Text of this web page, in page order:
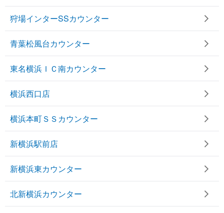
狩場インターSSカウンター
青葉松風台カウンター
東名横浜ＩＣ南カウンター
横浜西口店
横浜本町ＳＳカウンター
新横浜駅前店
新横浜東カウンター
北新横浜カウンター